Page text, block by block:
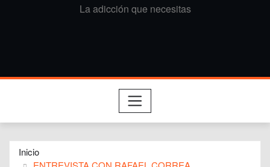
La adicción que necesitas
Inicio